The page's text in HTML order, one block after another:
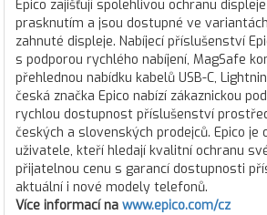
Epico zajišťují spolehlivou ochranu
prasknutím a jsou dostupné ve
zahnuté displeje. Nabíjecí příslušenství
s podporou rychlého nabíjení, MagSafe
přehlednou nabídku kabelů USB-C,
česká značka Epico nabízí zákaznickou
rychlou dostupnost příslušenství
českých a slovenských prodejců. Epico je
uživatele, kteří hledají kvalitní ochranu
přijatelnou cenu s garancí dostupnosti
aktuální i nové modely telefonů.
Více informací na www.epico.com/cz